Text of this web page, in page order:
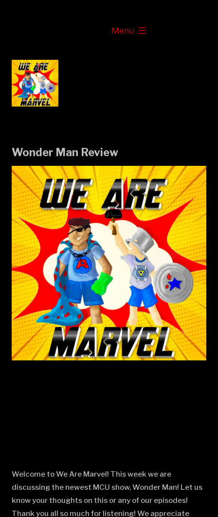
Menu
expanded
Wonder Man Review
Welcome to We Are Marvel! This week we are
discussing the newest MCU show, Wonder Man! Let us
know your thoughts on this or any of our episodes!
Thank you all so much for listening! We appreciate